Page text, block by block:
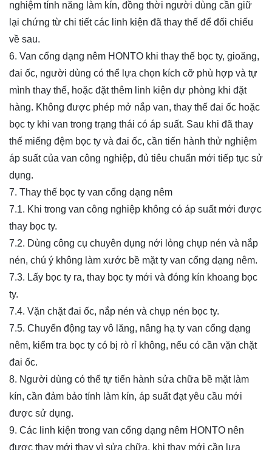
nghiệm tính năng làm kín, đồng thời người dùng cần giữ
lại chứng từ chi tiết các linh kiện đã thay thế để đối chiếu
về sau.
6. Van cổng dạng nêm HONTO khi thay thế bọc ty, gioăng,
đai ốc, người dùng có thể lựa chọn kích cỡ phù hợp và tự
mình thay thế, hoặc đặt thêm linh kiện dự phòng khi đặt
hàng. Không được phép mở nắp van, thay thế đai ốc hoặc
bọc ty khi van trong trạng thái có áp suất. Sau khi đã thay
thế miếng đệm bọc ty và đai ốc, cần tiến hành thử nghiệm
áp suất của van công nghiệp, đủ tiêu chuẩn mới tiếp tục sử
dụng.
7. Thay thế bọc ty van cổng dạng nêm
7.1. Khi trong van công nghiệp không có áp suất mới được
thay bọc ty.
7.2. Dùng công cụ chuyên dụng nới lỏng chụp nén và nắp
nén, chú ý không làm xước bề mặt ty van cổng dạng nêm.
7.3. Lấy bọc ty ra, thay bọc ty mới và đóng kín khoang bọc
ty.
7.4. Vặn chặt đai ốc, nắp nén và chụp nén bọc ty.
7.5. Chuyển động tay vô lăng, nâng hạ ty van cổng dạng
nêm, kiểm tra bọc ty có bị rò rỉ không, nếu có cần vặn chặt
đai ốc.
8. Người dùng có thể tự tiến hành sửa chữa bề mặt làm
kín, cần đảm bảo tính làm kín, áp suất đạt yêu cầu mới
được sử dụng.
9. Các linh kiện trong van cổng dạng nêm HONTO nên
được thay mới thay vì sửa chữa, khi thay mới cần lựa